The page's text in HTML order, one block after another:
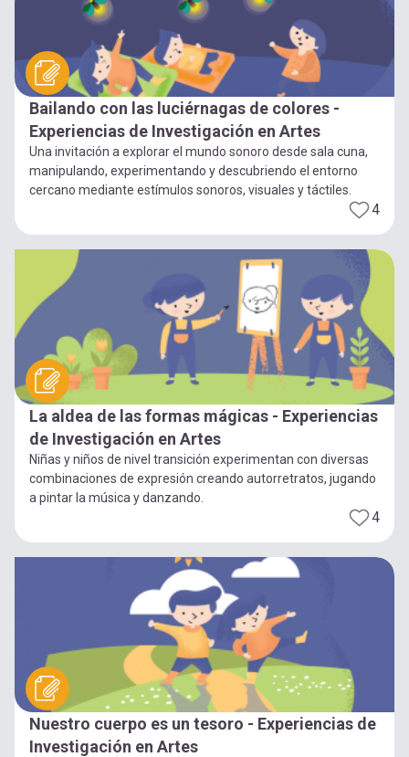
Bailando con las luciérnagas de colores -
Experiencias de Investigación en Artes
Una invitación a explorar el mundo sonoro desde sala cuna,
manipulando, experimentando y descubriendo el entorno
cercano mediante estímulos sonoros, visuales y táctiles.
4
La aldea de las formas mágicas - Experiencias
de Investigación en Artes
Niñas y niños de nivel transición experimentan con diversas
combinaciones de expresión creando autorretratos, jugando
a pintar la música y danzando.
4
Nuestro cuerpo es un tesoro - Experiencias de
Investigación en Artes